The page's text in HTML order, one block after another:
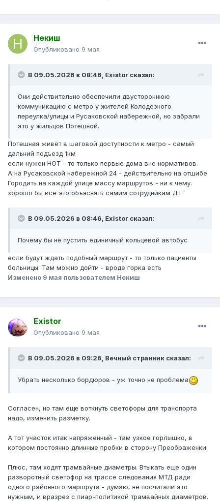
Некиш
Опубликовано 9 мая
В 09.05.2026 в 08:46, Existor сказал:
Они действительно обеспечили двустороннюю
коммуникацию с метро у жителей Колодезного
переулка/улицы и Русаковской набережной, но забрали
это у жильцов Потешной.
Потешная живёт в шаговой доступности к метро - самый
дальний подъезд 1км
если нужен НОТ - то только первые дома вне нормативов.
А на Русаковской набережной 24 - действительно на отшибе
Городить на каждой улице массу маршрутов - ни к чему.
хорошо бы всё это объяснять самим сотрудникам ДТ
В 09.05.2026 в 08:46, Existor сказал:
Почему бы не пустить единичный кольцевой автобус
если будут ждать подобный маршрут - то только пациенты
больницы. Там можно дойти - вроде горка есть
Изменено 9 мая пользователем Некиш
Existor
Опубликовано 9 мая
В 09.05.2026 в 09:26, Вечный странник сказал:
Убрать несколько бордюров - уж точно не проблема
Согласен, но там еще воткнуть светофоры для транспорта
надо, изменить разметку.
А тот участок итак напряженный - там узкое горлышко, в
котором постоянно длинные пробки в сторону Преображенки.
Плюс, там ходят трамвайные диаметры. Втыкать еще один
разворотный светофор на трассе следования МТД ради
одного районного маршрута - думаю, не посчитали это
нужным, и вразрез с пиар-политикой трамвайных диаметров.